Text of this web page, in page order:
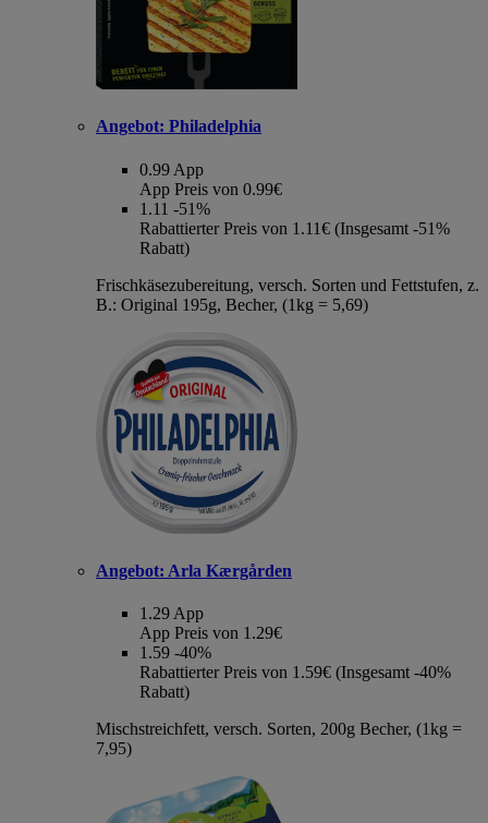
Angebot: Philadelphia
0.99 App
App Preis von 0.99€
1.11 -51%
Rabattierter Preis von 1.11€ (Insgesamt -51%
Rabatt)
Frischkäsezubereitung, versch. Sorten und Fettstufen, z.
B.: Original 195g, Becher, (1kg = 5,69)
Angebot: Arla Kærgården
1.29 App
App Preis von 1.29€
1.59 -40%
Rabattierter Preis von 1.59€ (Insgesamt -40%
Rabatt)
Mischstreichfett, versch. Sorten, 200g Becher, (1kg =
7,95)